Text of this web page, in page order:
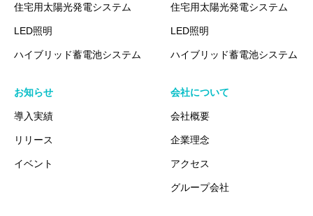
住宅用太陽光発電システム
LED照明
ハイブリッド蓄電池システム
住宅用太陽光発電システム
LED照明
ハイブリッド蓄電池システム
お知らせ
導入実績
リリース
イベント
会社について
会社概要
企業理念
アクセス
グループ会社